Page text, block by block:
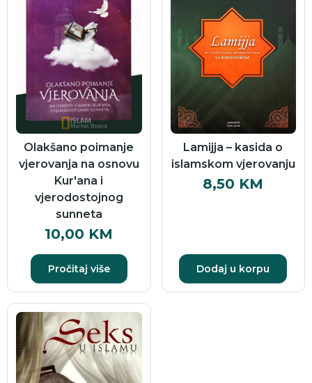
Olakšano poimanje
vjerovanja na osnovu
Kur'ana i
vjerodostojnog
sunneta
10,00 KM
Pročitaj više
Lamijja – kasida o
islamskom vjerovanju
8,50 KM
Dodaj u korpu